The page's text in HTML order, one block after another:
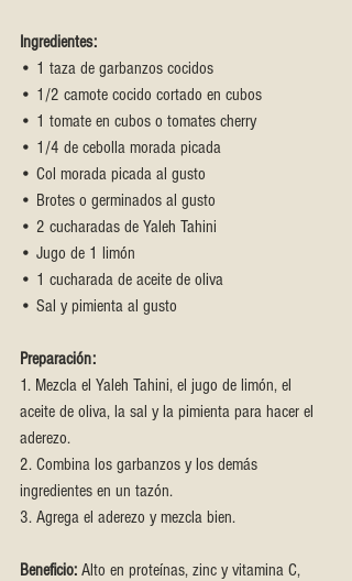
Ingredientes:
• 1 taza de garbanzos cocidos
• 1/2 camote cocido cortado en cubos
• 1 tomate en cubos o tomates cherry
• 1/4 de cebolla morada picada
• Col morada picada al gusto
• Brotes o germinados al gusto
• 2 cucharadas de Yaleh Tahini
• Jugo de 1 limón
• 1 cucharada de aceite de oliva
• Sal y pimienta al gusto
Preparación:
1. Mezcla el Yaleh Tahini, el jugo de limón, el
aceite de oliva, la sal y la pimienta para hacer el
aderezo.
2. Combina los garbanzos y los demás
ingredientes en un tazón.
3. Agrega el aderezo y mezcla bien.
Beneficio: Alto en proteínas, zinc y vitamina C,